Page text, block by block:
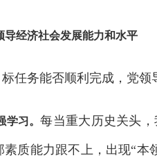
导经济社会发展能力和水平
务能否顺利完成，党领
学习。每当重大历史关头
素质能力跟不上，出现“